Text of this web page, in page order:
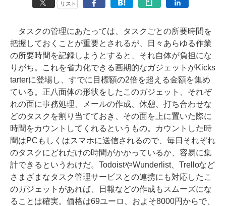
リスト
タスクの管理にあたっては、タスクごとの所要時間を
把握しておくことが重要とされるが、日々あらゆる作業
の所要時間を記録しようとすると、それ自体が負担にな
りがち。これを省力化できる画期的なガジェットがKicks
tarterに登場し、すでに目標額の2倍を超える金額を集め
ている。正八面体の形状をしたこのガジェット、それぞ
れの面に事務処理、メールの作成、休憩、打ち合わせな
どのタスクを割り当てておき、その面を上に置いた際に
時間をカウントしてくれるというもの。カウントした時
間はPCもしくはスマホに送信されるので、毎日それぞれ
のタスクにどれだけの時間がかかっているか、容易に集
計できるというわけだ。TodoistやWunderlist、Trelloなど
さまざまなタスク管理サービスとの連携にも対応したこ
のガジェットがあれば、日報などの作成もスムーズにな
ることは確実。価格は69ユーロ、およそ8000円からで、